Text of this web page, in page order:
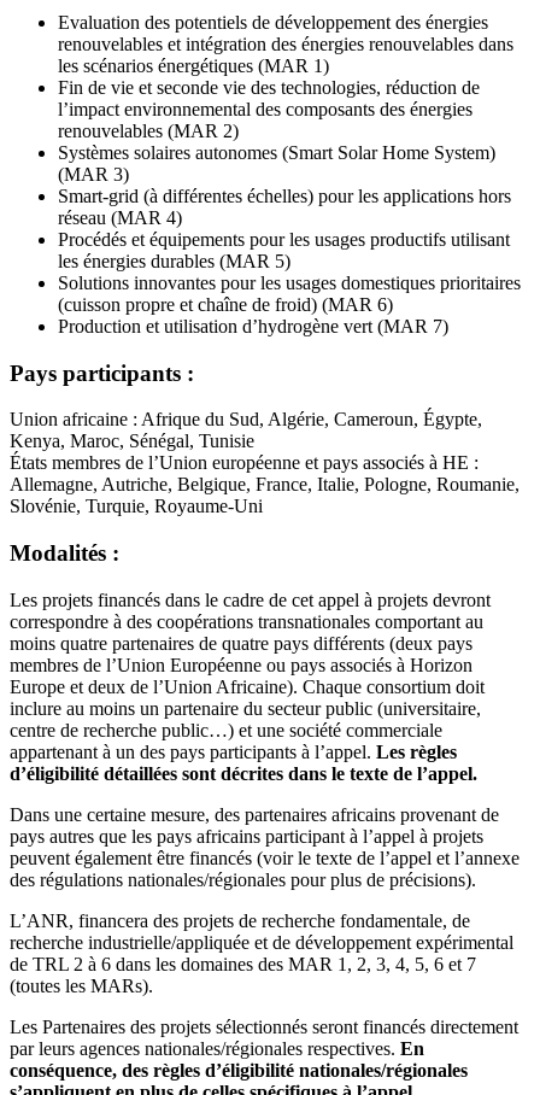
Evaluation des potentiels de développement des énergies
renouvelables et intégration des énergies renouvelables dans
les scénarios énergétiques (MAR 1)
Fin de vie et seconde vie des technologies, réduction de
l’impact environnemental des composants des énergies
renouvelables (MAR 2)
Systèmes solaires autonomes (Smart Solar Home System)
(MAR 3)
Smart-grid (à différentes échelles) pour les applications hors
réseau (MAR 4)
Procédés et équipements pour les usages productifs utilisant
les énergies durables (MAR 5)
Solutions innovantes pour les usages domestiques prioritaires
(cuisson propre et chaîne de froid) (MAR 6)
Production et utilisation d’hydrogène vert (MAR 7)
Pays participants :
Union africaine : Afrique du Sud, Algérie, Cameroun, Égypte,
Kenya, Maroc, Sénégal, Tunisie
États membres de l’Union européenne et pays associés à HE :
Allemagne, Autriche, Belgique, France, Italie, Pologne, Roumanie,
Slovénie, Turquie, Royaume-Uni
Modalités :
Les projets financés dans le cadre de cet appel à projets devront
correspondre à des coopérations transnationales comportant au
moins quatre partenaires de quatre pays différents (deux pays
membres de l’Union Européenne ou pays associés à Horizon
Europe et deux de l’Union Africaine). Chaque consortium doit
inclure au moins un partenaire du secteur public (universitaire,
centre de recherche public…) et une société commerciale
appartenant à un des pays participants à l’appel. Les règles
d’éligibilité détaillées sont décrites dans le texte de l’appel.
Dans une certaine mesure, des partenaires africains provenant de
pays autres que les pays africains participant à l’appel à projets
peuvent également être financés (voir le texte de l’appel et l’annexe
des régulations nationales/régionales pour plus de précisions).
L’ANR, financera des projets de recherche fondamentale, de
recherche industrielle/appliquée et de développement expérimental
de TRL 2 à 6 dans les domaines des MAR 1, 2, 3, 4, 5, 6 et 7
(toutes les MARs).
Les Partenaires des projets sélectionnés seront financés directement
par leurs agences nationales/régionales respectives. En
conséquence, des règles d’éligibilité nationales/régionales